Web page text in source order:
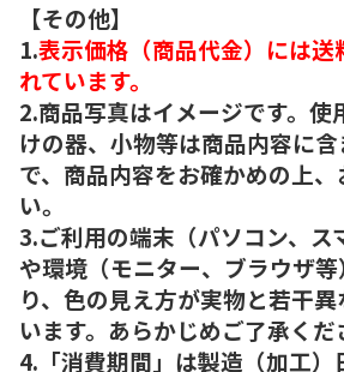
【その他】
1.表示価格（商品代金）には送
れています。
2.商品写真はイメージです。使
けの器、小物等は商品内容に
で、商品内容をお確かめの上
い。
3.ご利用の端末（パソコン、ス
や環境（モニター、ブラウザ
り、色の見え方が実物と若干
います。あらかじめご了承くだ
4.「消費期間」は製造（加工）